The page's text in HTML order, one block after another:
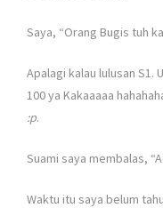
Saya, “Orang Bugis tuh
Apalagi kalau lulusan S1.
100 ya Kakaaaaa
:p.
Suami saya membalas,
Waktu itu saya belum